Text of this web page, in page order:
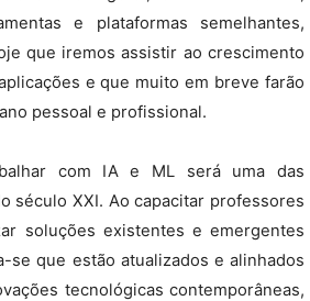
e plataformas semelhantes,
que iremos assistir ao crescimento
e que muito em breve farão
pessoal e profissional.
com IA e ML será uma das
século XXI. Ao capacitar professores
soluções existentes e emergentes
se que estão atualizados e alinhados
tecnológicas contemporâneas,